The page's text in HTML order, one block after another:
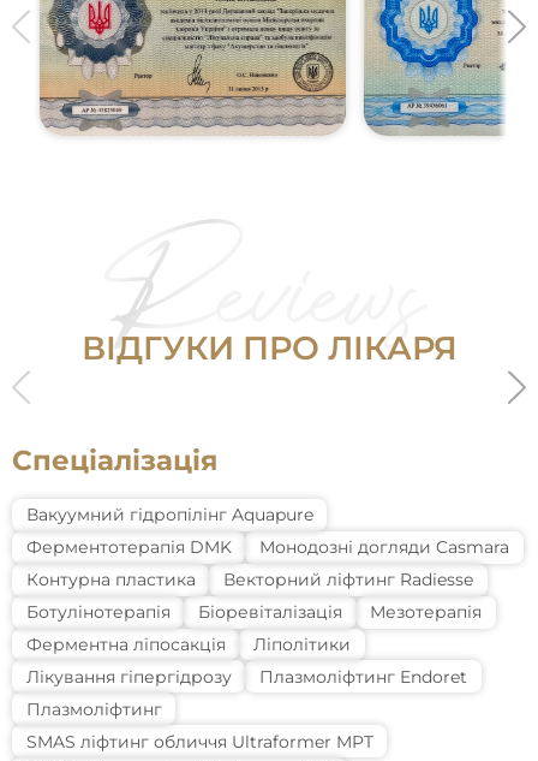
ВІДГУКИ ПРО ЛІКАРЯ
Спеціалізація
Вакуумний гідропілінг Aquapure
Ферментотерапія DMK
Монодозні догляди Casmara
Контурна пластика
Векторний ліфтинг Radiesse
Ботулінотерапія
Біоревіталізація
Мезотерапія
Ферментна ліпосакція
Ліполітики
Лікування гіпергідрозу
Плазмоліфтинг Endoret
Плазмоліфтинг
SMAS ліфтинг обличчя Ultraformer MPT